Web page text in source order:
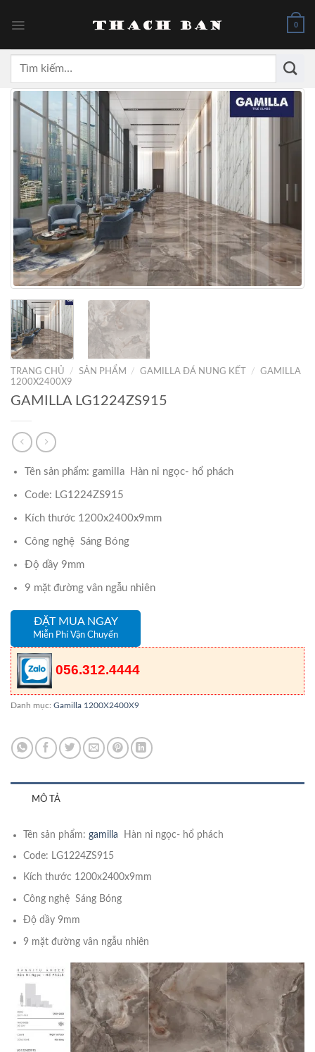
0
kiếm:
TRANG CHỦ / SẢN PHẨM / GAMILLA ĐÁ NUNG KẾT /
GAMILLA
1200X2400X9
GAMILLA LG1224ZS915
Tên sản phẩm: gamilla Hàn ni ngọc- hổ phách
Code: LG1224ZS915
Kích thước 1200x2400x9mm
Công nghệ Sáng Bóng
Độ dầy 9mm
9 mặt đường vân ngẫu nhiên
ĐẶT MUA NGAY
Miễn Phí Vận Chuyển
056.312.4444
Danh mục: Gamilla 1200X2400X9
MÔ TẢ
Tên sản phẩm:gamilla Hàn ni ngọc- hổ phách
Code: LG1224ZS915
Kích thước 1200x2400x9mm
Công nghệ Sáng Bóng
Độ dầy 9mm
9 mặt đường vân ngẫu nhiên